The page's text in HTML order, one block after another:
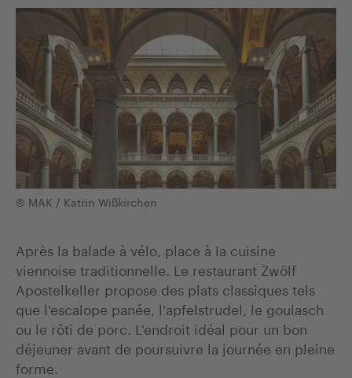
© MAK / Katrin Wißkirchen
Après la balade à vélo, place à la cuisine
viennoise traditionnelle. Le restaurant Zwölf
Apostelkeller propose des plats classiques tels
que l'escalope panée, l'apfelstrudel, le goulasch
ou le rôti de porc. L'endroit idéal pour un bon
déjeuner avant de poursuivre la journée en pleine
forme.